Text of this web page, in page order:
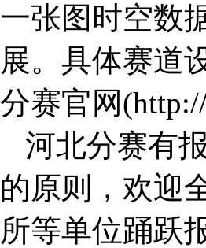
一张图时空数
展。具体赛道
分赛官网
河北分赛有
的原则，欢迎
所等单位踊跃